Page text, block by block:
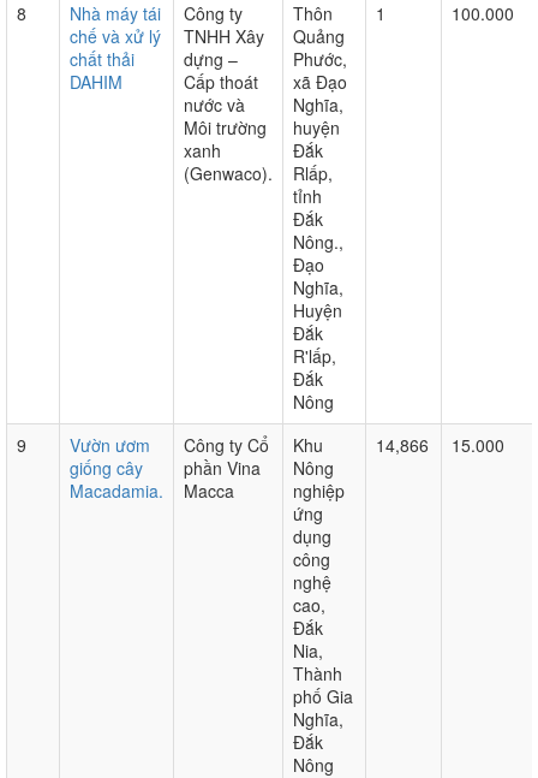
8
Nhà máy tái
chế và xử lý
chất thải
DAHIM
Công ty
TNHH Xây
dựng –
Cấp thoát
nước và
Môi trường
xanh
(Genwaco).
Thôn
Quảng
Phước,
xã Đạo
Nghĩa,
huyện
Đắk
Rlấp,
tỉnh
Đắk
Nông.,
Đạo
Nghĩa,
Huyện
Đắk
R'lấp,
Đắk
Nông
1 100.000
9
Vườn ươm
giống cây
Macadamia.
Công ty Cổ
phần Vina
Macca
Khu
Nông
nghiệp
ứng
dụng
công
nghệ
cao,
Đắk
Nia,
Thành
phố Gia
Nghĩa,
Đắk
Nông
14,866 15.000